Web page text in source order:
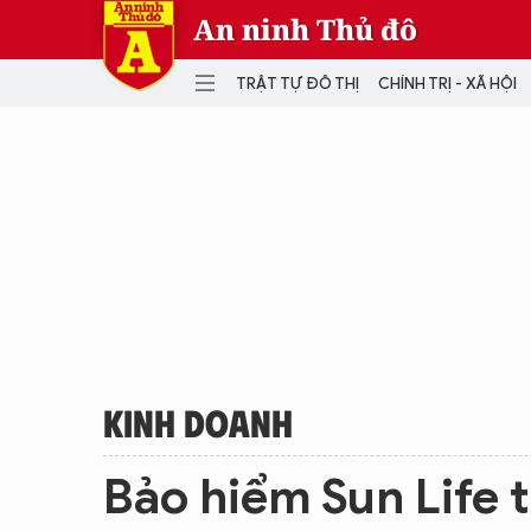
An ninh Thủ đô
TRẬT TỰ ĐÔ THỊ CHÍNH TRỊ - XÃ HỘI
KINH DOANH
Bảo hiểm Sun Life